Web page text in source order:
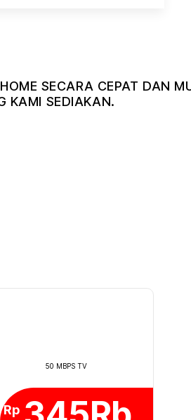
SECARA CEPAT DAN
KAMI SEDIAKAN.
50 MBPS TV
Rp